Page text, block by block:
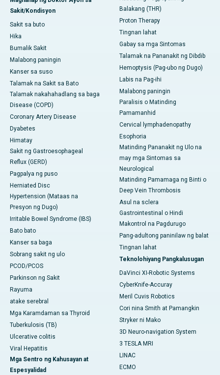
Sakit/Kondisyon
Sakit sa buto
Hika
Bumalik Sakit
Malabong paningin
Kanser sa suso
Talamak na Sakit sa Bato
Talamak nakahahadlang sa baga
Disease (COPD)
Coronary Artery Disease
Dyabetes
Himatay
Sakit ng Gastroesophageal
Reflux (GERD)
Pagpalya ng puso
Herniated Disc
Hypertension (Mataas na
Presyon ng Dugo)
Irritable Bowel Syndrome (IBS)
Bato bato
Kanser sa baga
Sobrang sakit ng ulo
PCOD/PCOS
Parkinson ng Sakit
Rayuma
atake serebral
Mga Karamdaman sa Thyroid
Tuberkulosis (TB)
Ulcerative colitis
Viral Hepatitis
Mga Sentro ng Kahusayan at
Espesyalidad
Balakang (THR)
Proton Therapy
Tingnan lahat
Gabay sa mga Sintomas
Talamak na Pananakit ng Dibdib
Hemoptysis (Pag-ubo ng Dugo)
Labis na Pag-ihi
Malabong paningin
Paralisis o Matinding
Pamamanhid
Cervical lymphadenopathy
Esophoria
Matinding Pananakit ng Ulo na
may mga Sintomas sa
Neurological
Matinding Pamamaga ng Binti o
Deep Vein Thrombosis
Asul na sclera
Gastrointestinal o Hindi
Makontrol na Pagdurugo
Pang-adultong paninilaw ng balat
Tingnan lahat
Teknolohiyang Pangkalusugan
DaVinci XI-Robotic Systems
CyberKnife-Accuray
Meril Cuvis Robotics
Cori nina Smith at Pamangkin
Stryker ni Mako
3D Neuro-navigation System
3 TESLA MRI
LINAC
ECMO